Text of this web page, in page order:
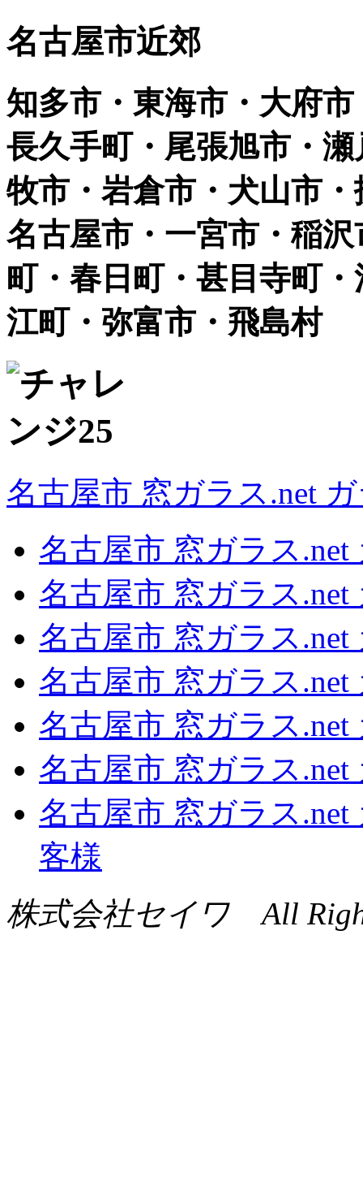
名古屋市近郊
知多市・東海市・大府
長久手町・尾張旭市・
牧市・岩倉市・犬山市
名古屋市・一宮市・稲
町・春日町・甚目寺町
江町・弥富市・飛島村
名古屋市 窓ガラス.net
名古屋市 窓ガラス
名古屋市 窓ガラス
名古屋市 窓ガラス.net
名古屋市 窓ガラス
名古屋市 窓ガラス
名古屋市 窓ガラス
名古屋市 窓ガラス
客様
株式会社セイワ All